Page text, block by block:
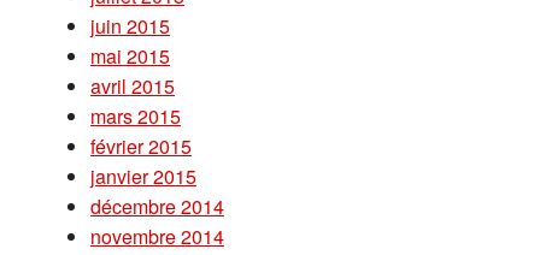
juin 2015
mai 2015
avril 2015
mars 2015
février 2015
janvier 2015
décembre 2014
novembre 2014